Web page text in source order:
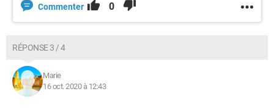
Commenter 0
RÉPONSE 3 / 4
Marie
16 oct. 2020 à 12:43